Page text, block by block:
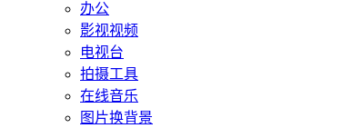
办公
影视视频
电视台
拍摄工具
在线音乐
图片换背景